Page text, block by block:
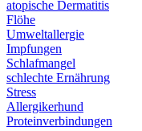
atopische Dermatitis
Flöhe
Umweltallergie
Impfungen
Schlafmangel
schlechte Ernährung
Stress
Allergikerhund
Proteinverbindungen